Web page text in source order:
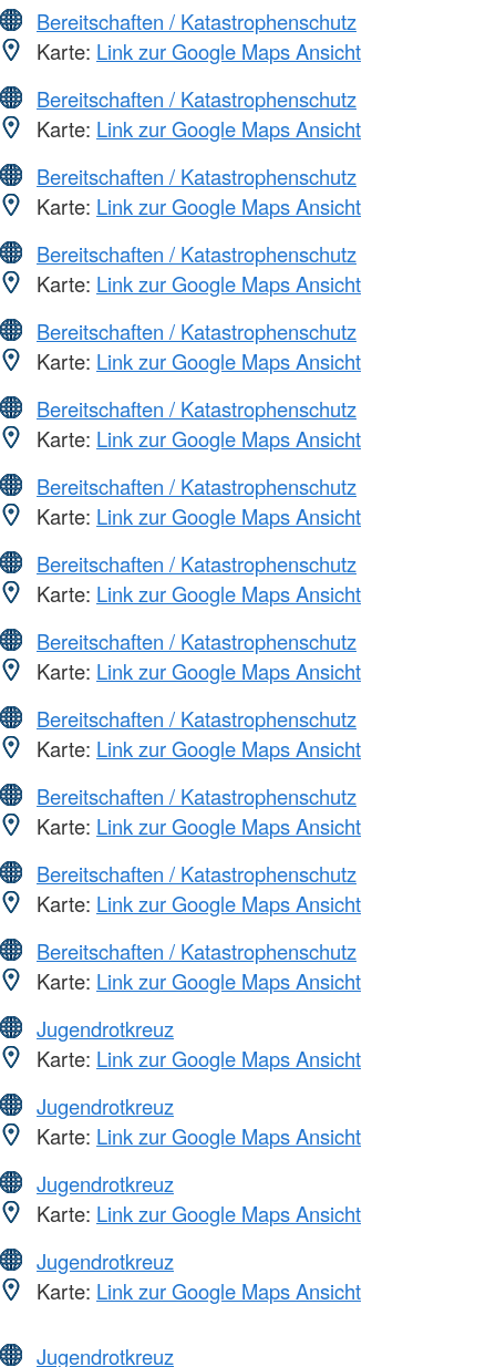
Bereitschaften / Katastrophenschutz
Karte: Link zur Google Maps Ansicht
Bereitschaften / Katastrophenschutz
Karte: Link zur Google Maps Ansicht
Bereitschaften / Katastrophenschutz
Karte: Link zur Google Maps Ansicht
Bereitschaften / Katastrophenschutz
Karte: Link zur Google Maps Ansicht
Bereitschaften / Katastrophenschutz
Karte: Link zur Google Maps Ansicht
Bereitschaften / Katastrophenschutz
Karte: Link zur Google Maps Ansicht
Bereitschaften / Katastrophenschutz
Karte: Link zur Google Maps Ansicht
Bereitschaften / Katastrophenschutz
Karte: Link zur Google Maps Ansicht
Bereitschaften / Katastrophenschutz
Karte: Link zur Google Maps Ansicht
Bereitschaften / Katastrophenschutz
Karte: Link zur Google Maps Ansicht
Bereitschaften / Katastrophenschutz
Karte: Link zur Google Maps Ansicht
Bereitschaften / Katastrophenschutz
Karte: Link zur Google Maps Ansicht
Bereitschaften / Katastrophenschutz
Karte: Link zur Google Maps Ansicht
Jugendrotkreuz
Karte: Link zur Google Maps Ansicht
Jugendrotkreuz
Karte: Link zur Google Maps Ansicht
Jugendrotkreuz
Karte: Link zur Google Maps Ansicht
Jugendrotkreuz
Karte: Link zur Google Maps Ansicht
Jugendrotkreuz